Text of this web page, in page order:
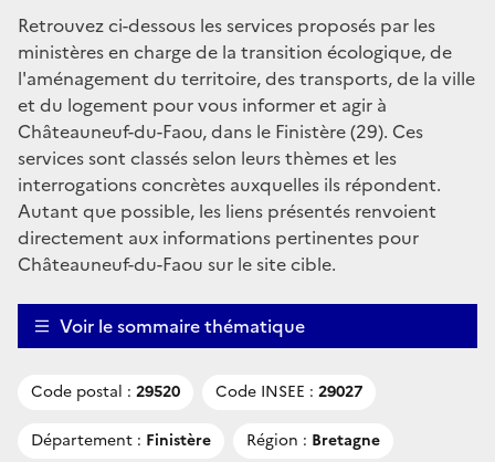
Retrouvez ci-dessous les services proposés par les
ministères en charge de la transition écologique, de
l'aménagement du territoire, des transports, de la ville
et du logement pour vous informer et agir à
Châteauneuf-du-Faou, dans le Finistère (29). Ces
services sont classés selon leurs thèmes et les
interrogations concrètes auxquelles ils répondent.
Autant que possible, les liens présentés renvoient
directement aux informations pertinentes pour
Châteauneuf-du-Faou sur le site cible.
Voir le sommaire thématique
Code postal : 29520 Code INSEE : 29027
Département : Finistère Région : Bretagne